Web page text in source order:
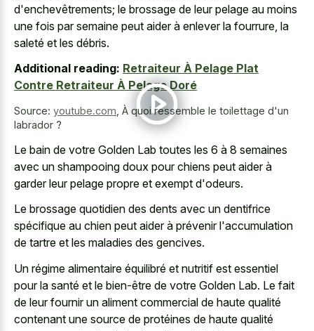
d'enchevêtrements; le brossage de leur pelage au moins
une fois par semaine peut aider à enlever la fourrure, la
saleté et les débris.
Additional reading: Retraiteur À Pelage Plat
Contre Retraiteur À Pelage Doré
Source: youtube.com, À quoi ressemble le toilettage d'un
labrador ?
Le bain de votre Golden Lab toutes les 6 à 8 semaines
avec un shampooing doux pour chiens peut aider à
garder leur pelage propre et exempt d'odeurs.
Le brossage quotidien des dents avec un dentifrice
spécifique au chien peut aider à prévenir l'accumulation
de tartre et les maladies des gencives.
Un régime alimentaire équilibré et nutritif est essentiel
pour la santé et le bien-être de votre Golden Lab. Le fait
de leur fournir un aliment commercial de haute qualité
contenant une source de protéines de haute qualité